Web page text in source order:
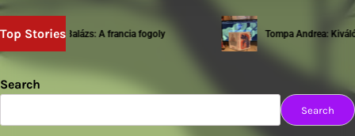
Top Stories
Sziwery Balázs: A francia fogoly Tompa Andrea: Kiváló
Search
Search